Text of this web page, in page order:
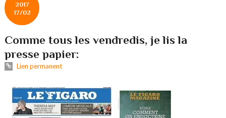
2017
17/02
Comme tous les vendredis, je lis la
presse papier:
Lien permanent